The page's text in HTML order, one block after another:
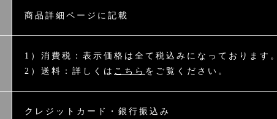
商品詳細ページに記載
1）消費税：表示価格は全て税込みになっております。
2）送料：詳しくは こちら をご覧ください。
クレジットカード・銀行振込み